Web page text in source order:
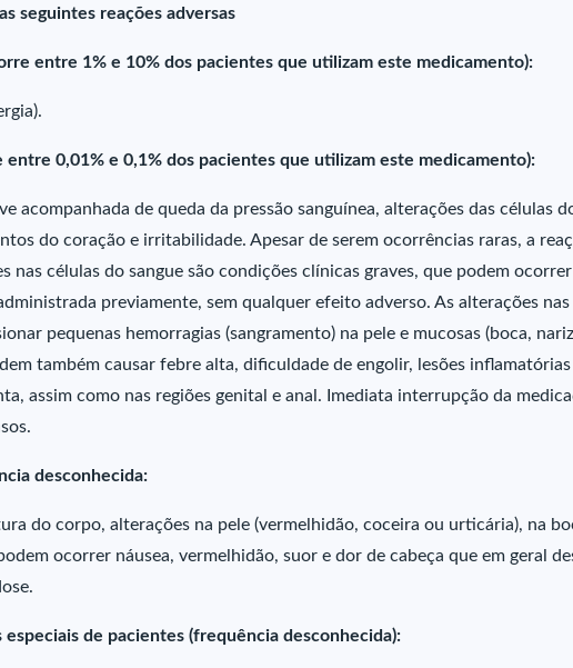
seguintes reações adversas
entre 1% e 10% dos pacientes que utilizam este medicamento):
entre 0,01% e 0,1% dos pacientes que utilizam este medicamento):
acompanhada de queda da pressão sanguínea, alterações das células
do coração e irritabilidade. Apesar de serem ocorrências raras, a
nas células do sangue são condições clínicas graves, que podem
previamente, sem qualquer efeito adverso. As alterações
pequenas hemorragias (sangramento) na pele e mucosas (boca,
também causar febre alta, dificuldade de engolir, lesões inflamatórias
assim como nas regiões genital e anal. Imediata interrupção da
desconhecida:
do corpo, alterações na pele (vermelhidão, coceira ou urticária), na
ocorrer náusea, vermelhidão, suor e dor de cabeça que em geral
especiais de pacientes (frequência desconhecida):